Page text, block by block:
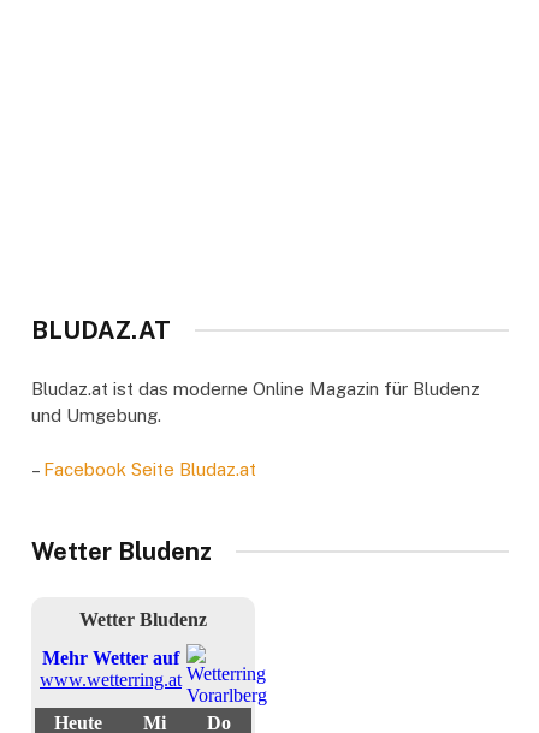
BLUDAZ.AT
Bludaz.at ist das moderne Online Magazin für Bludenz
und Umgebung.
– Facebook Seite Bludaz.at
Wetter Bludenz